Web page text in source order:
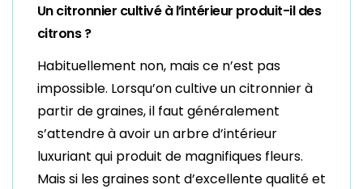
Un citronnier cultivé à l’intérieur produit-il des
citrons ?
Habituellement non, mais ce n’est pas
impossible. Lorsqu’on cultive un citronnier à
partir de graines, il faut généralement
s’attendre à avoir un arbre d’intérieur
luxuriant qui produit de magnifiques fleurs.
Mais si les graines sont d’excellente qualité et